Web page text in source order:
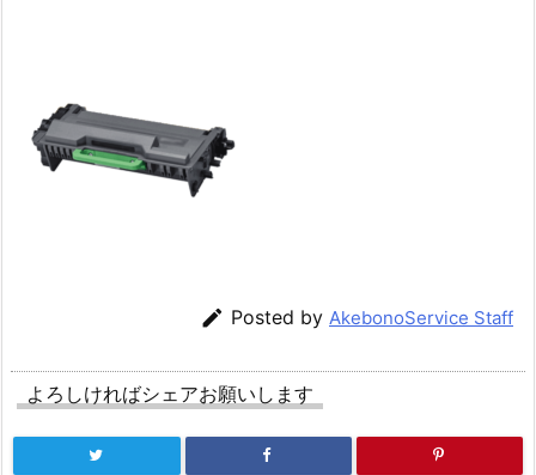
 Posted by AkebonoService Staff
よろしければシェアお願いします